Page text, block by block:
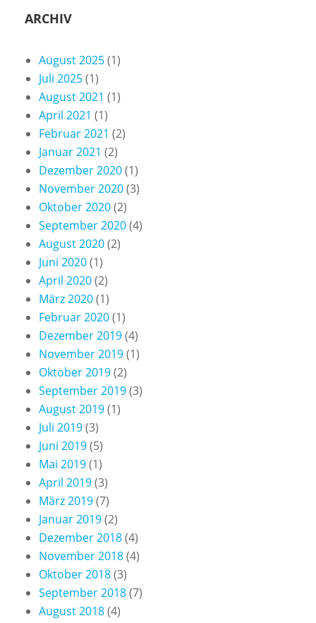
ARCHIV
August 2025(1)
Juli 2025(1)
August 2021 (1)
April 2021 (1)
Februar 2021 (2)
Januar 2021 (2)
Dezember 2020(1)
November 2020(3)
Oktober 2020(2)
September 2020(4)
August 2020(2)
Juni 2020(1)
April 2020(2)
März 2020(1)
Februar 2020(1)
Dezember 2019(4)
November 2019(1)
Oktober 2019(2)
September 2019(3)
August 2019(1)
Juli 2019(3)
Juni 2019(5)
Mai 2019(1)
April 2019(3)
März 2019(7)
Januar 2019(2)
Dezember 2018(4)
November 2018(4)
Oktober 2018(3)
September 2018(7)
August 2018(4)